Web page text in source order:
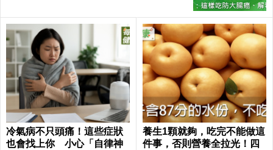
冷氣病不只頭痛！這些症狀
也會找上你 小心「自律神
養生1顆就夠，吃完不能做這
件事，否則營養全拉光！四